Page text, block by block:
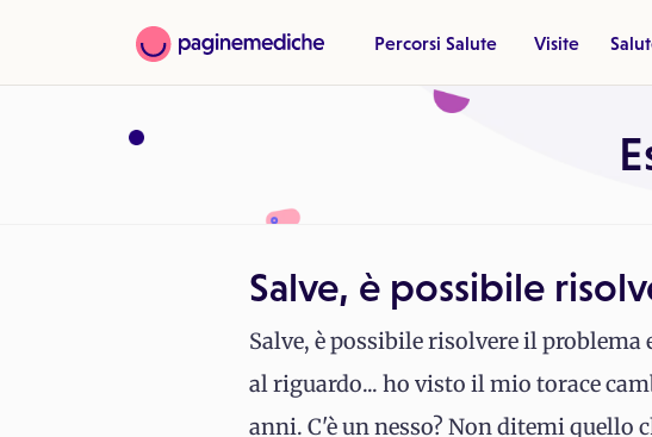
Percorsi Salute Visite
Salve, è possibile
Salve, è possibile risolvere il
al riguardo... ho visto il mio torace
anni. C'è un nesso? Non ditemi quello